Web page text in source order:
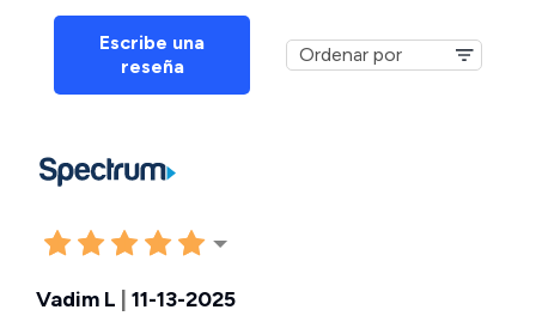
Escribe una
reseña
Vadim L 11-13-2025